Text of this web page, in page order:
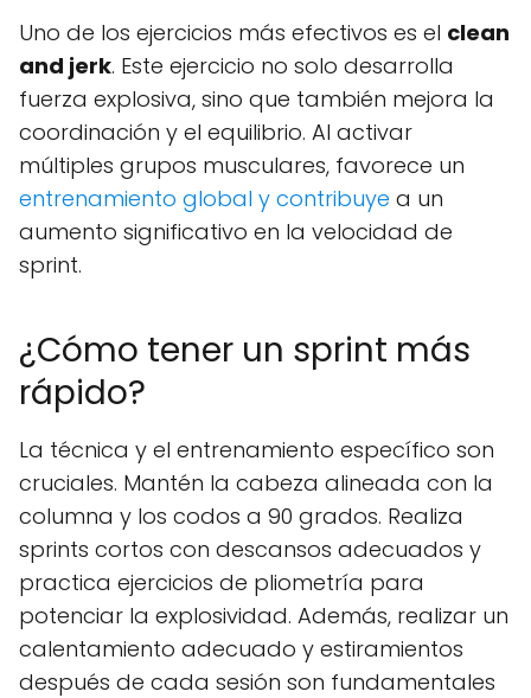
Uno de los ejercicios más efectivos es el clean
and jerk. Este ejercicio no solo desarrolla
fuerza explosiva, sino que también mejora la
coordinación y el equilibrio. Al activar
múltiples grupos musculares, favorece un
entrenamiento global y contribuye a un
aumento significativo en la velocidad de
sprint.
¿Cómo tener un sprint más
rápido?
La técnica y el entrenamiento específico son
cruciales. Mantén la cabeza alineada con la
columna y los codos a 90 grados. Realiza
sprints cortos con descansos adecuados y
practica ejercicios de pliometría para
potenciar la explosividad. Además, realizar un
calentamiento adecuado y estiramientos
después de cada sesión son fundamentales